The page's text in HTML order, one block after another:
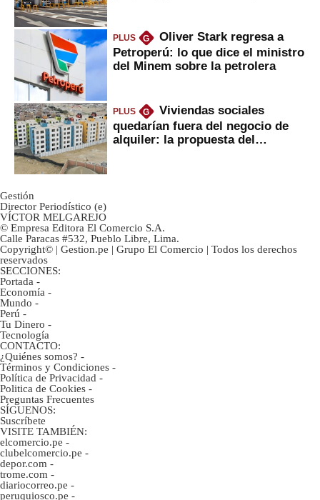
PLUS G
Oliver Stark regresa a
Petroperú: lo que dice el ministro
del Minem sobre la petrolera
PLUS G
Viviendas sociales
quedarían fuera del negocio de
alquiler: la propuesta del
Gestión
Director Periodístico (e)
VÍCTOR MELGAREJO
© Empresa Editora El Comercio S.A.
Calle Paracas #532, Pueblo Libre, Lima.
Copyright© | Gestion.pe | Grupo El Comercio | Todos los derechos
reservados
SECCIONES:
Portada -
Economía -
Mundo -
Perú -
Tu Dinero -
Tecnología
CONTACTO:
¿Quiénes somos? -
Términos y Condiciones -
Política de Privacidad -
Politica de Cookies -
Preguntas Frecuentes
SÍGUENOS:
Suscríbete
VISITE TAMBIÉN:
elcomercio.pe -
clubelcomercio.pe -
depor.com -
trome.com -
diariocorreo.pe -
peruquiosco.pe -